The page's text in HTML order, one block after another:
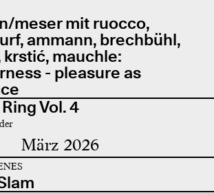
meser mit ruocco,
ammann, brechbühl,
krstić, mauchle:
- pleasure as
Vol. 4
März 2026